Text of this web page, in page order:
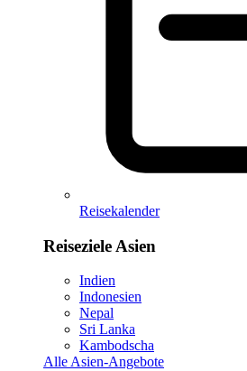
Reisekalender
Reiseziele Asien
Indien
Indonesien
Nepal
Sri Lanka
Kambodscha
Alle Asien-Angebote